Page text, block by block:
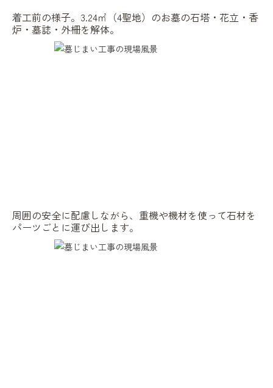
着工前の様子。3.24㎡（4聖地）のお墓の石塔・花立・香
炉・墓誌・外柵を解体。
周囲の安全に配慮しながら、重機や機材を使って石材を
パーツごとに運び出します。